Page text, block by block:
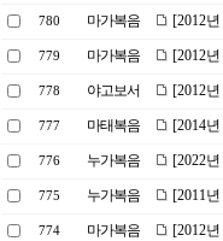
780 마가복음 [2012
779 마가복음 [2012
778 야고보서 [2012
777 마태복음 [2014
776 누가복음 [2022
775 누가복음 [2011
774 마가복음 [2012